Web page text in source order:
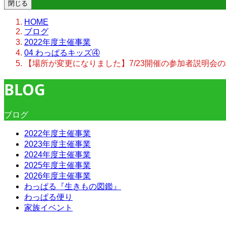
閉じる
HOME
ブログ
2022年度主催事業
04 わっぱるキッズ④
【場所が変更になりました】7/23開催の参加者説明会
BLOG
ブログ
2022年度主催事業
2023年度主催事業
2024年度主催事業
2025年度主催事業
2026年度主催事業
わっぱる『生きもの図鑑』
わっぱる便り
家族イベント